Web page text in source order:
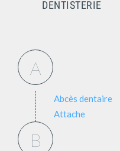
DENTISTERIE
A
Abcès dentaire
Attache
B